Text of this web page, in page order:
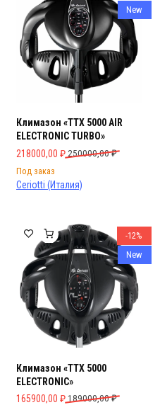
121000,00 ₽.
New
Климазон «TTX 5000 AIR
ELECTRONIC TURBO»
250000,00₽
Первоначальная цена
218000,00 ₽
Текущая цена: 218000,00 ₽.
Под заказ
Ceriotti (Италия)
345000,00 ₽.
-12%
New
Климазон «TTX 5000
ELECTRONIC»
189000,00₽
Первоначальная цена
165900,00 ₽
Текущая цена: 165900,00 ₽.